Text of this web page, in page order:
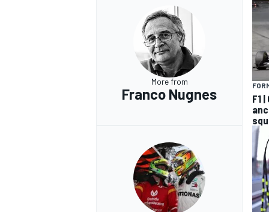
More from
Franco Nugnes
F1